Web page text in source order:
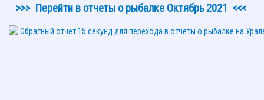
>>> Перейти в отчеты о рыбалке Октябрь 2021 <<<